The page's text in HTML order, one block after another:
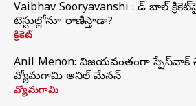
Vaibhav Sooryavanshi : రెడ్ బాల్
టెస్టుల్లోనూ రాణిస్తాడా?
క్రికెట్
Anil Menon: విజయవంతంగా
వ్యోమగామి అనిల్‌ మేనన్
వ్యోమగామి